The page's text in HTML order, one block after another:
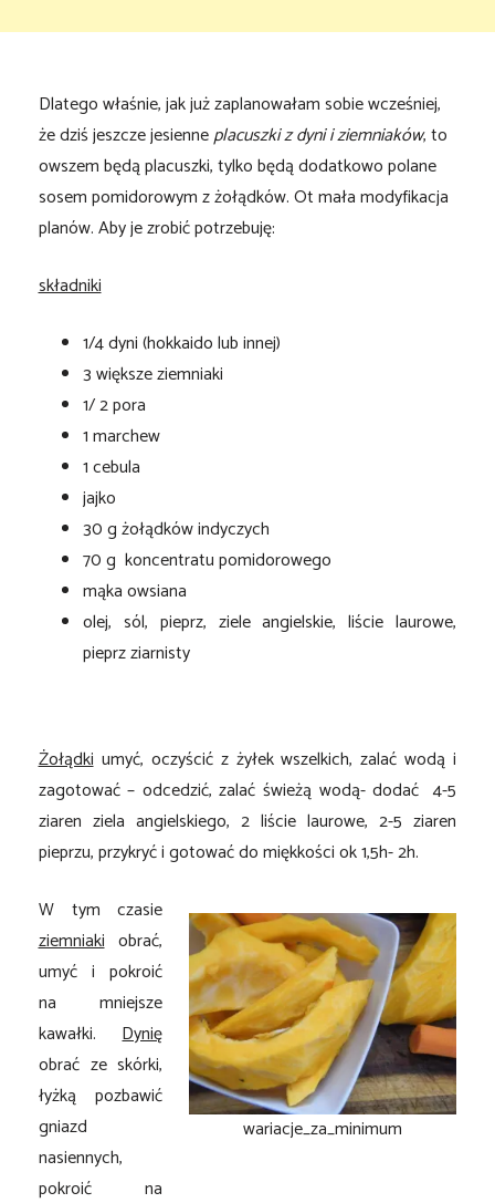
Dlatego właśnie, jak już zaplanowałam sobie wcześniej,
że dziś jeszcze jesienneplacuszki z dyni i ziemniaków, to
owszem będą placuszki, tylko będą dodatkowo polane
sosem pomidorowym z żołądków. Ot mała modyfikacja
planów. Aby je zrobić potrzebuję:
składniki
1/4 dyni (hokkaido lub innej)
3 większe ziemniaki
1/ 2 pora
1 marchew
1 cebula
jajko
30 g żołądków indyczych
70 g koncentratu pomidorowego
mąka owsiana
olej, sól, pieprz, ziele angielskie, liście laurowe,
pieprz ziarnisty
Żołądkiumyć, oczyścić z żyłek wszelkich, zalać wodą i
zagotować – odcedzić, zalać świeżą wodą- dodać 4-5
ziaren ziela angielskiego, 2 liście laurowe, 2-5 ziaren
pieprzu, przykryć i gotować do miękkości ok 1,5h- 2h.
wariacje_za_minimum
W tym czasie
ziemniakiobrać,
umyć i pokroić
na mniejsze
kawałki.Dynię
obrać ze skórki,
łyżką pozbawić
gniazd
nasiennych,
pokroić na